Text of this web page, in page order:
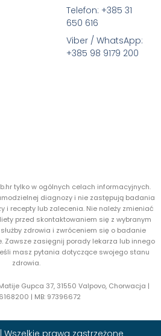
Telefon: +385 31
650 616
Viber / WhatsApp:
+385 98 9179 200
tylko w ogólnych celach informacyjnych.
diagnozy i nie zastępują badania
i recepty lub zalecenia. Nie należy zmieniać
przed skontaktowaniem się z wybranym
zdrowia i zwróceniem się o badanie
Zawsze zasięgnij porady lekarza lub innego
masz pytania dotyczące swojego stanu
zdrowia.
Matije Gupca 37, 31550 Valpovo, Chorwacja |
| MB: 97396672
Wszelkie prawa zastrzeżone